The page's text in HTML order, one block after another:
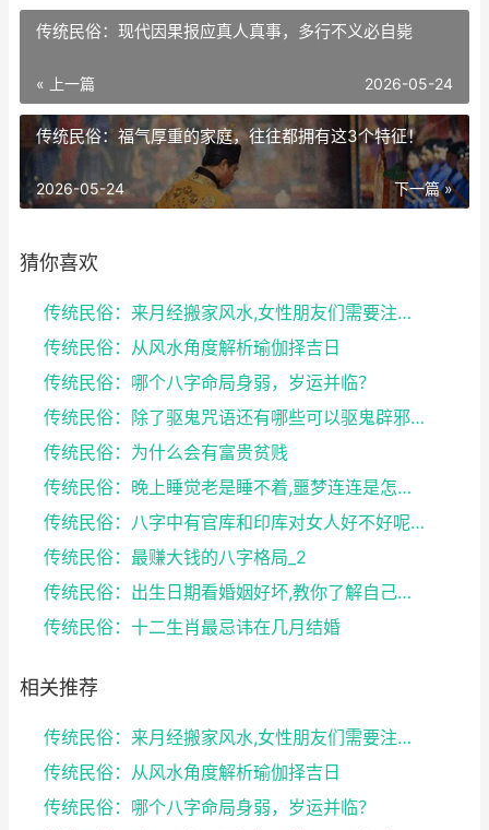
传统民俗：现代因果报应真人真事，多行不义必自毙
« 上一篇 2026-05-24
传统民俗：福气厚重的家庭，往往都拥有这3个特征！
下一篇 »
2026-05-24
猜你喜欢
传统民俗：来月经搬家风水,女性朋友们需要注意了
传统民俗：从风水角度解析瑜伽择吉日
传统民俗：哪个八字命局身弱，岁运并临？
传统民俗：除了驱鬼咒语还有哪些可以驱鬼辟邪的方法？...
传统民俗：为什么会有富贵贫贱
传统民俗：晚上睡觉老是睡不着,噩梦连连是怎么回事
传统民俗：八字中有官库和印库对女人好不好呢？赶快收...
传统民俗：最赚大钱的八字格局_2
传统民俗：出生日期看婚姻好坏,教你了解自己未来的婚...
传统民俗：十二生肖最忌讳在几月结婚
相关推荐
传统民俗：来月经搬家风水,女性朋友们需要注意了
传统民俗：从风水角度解析瑜伽择吉日
传统民俗：哪个八字命局身弱，岁运并临？